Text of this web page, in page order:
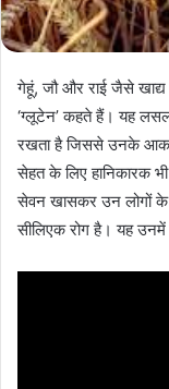
गेहूं, जौ और राई जैसे खाद्य
‘ग्लूटेन’ कहते हैं। यह
रखता है जिससे उनके
सेहत के लिए हानिकारक
सेवन खासकर उन लोगों के
सीलिएक रोग है। यह